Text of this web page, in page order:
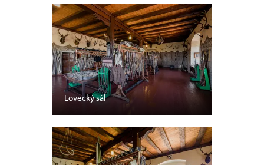
Lovecký sál